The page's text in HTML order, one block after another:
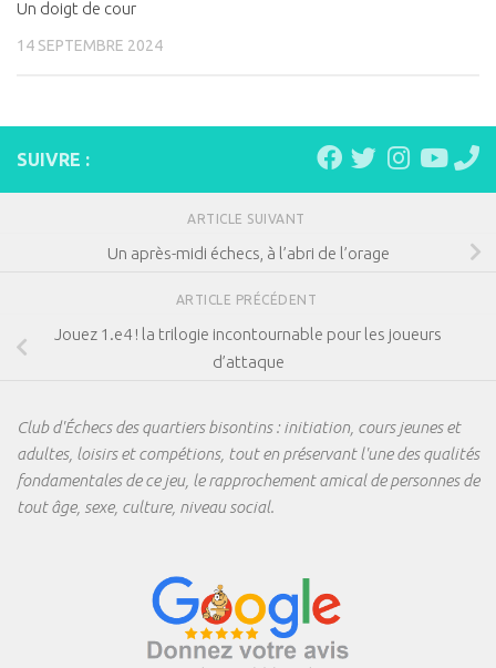
Un doigt de cour
14 SEPTEMBRE 2024
SUIVRE :
ARTICLE SUIVANT
Un après-midi échecs, à l’abri de l’orage
ARTICLE PRÉCÉDENT
Jouez 1.e4 ! la trilogie incontournable pour les joueurs
d’attaque
Club d'Échecs des quartiers bisontins : initiation, cours jeunes et
adultes, loisirs et compétions, tout en préservant l'une des qualités
fondamentales de ce jeu, le rapprochement amical de personnes de
tout âge, sexe, culture, niveau social.